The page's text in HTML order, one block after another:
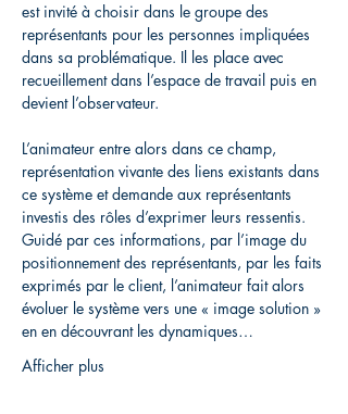
est invité à choisir dans le groupe des
représentants pour les personnes impliquées
dans sa problématique. Il les place avec
recueillement dans l’espace de travail puis en
devient l’observateur.
L’animateur entre alors dans ce champ,
représentation vivante des liens existants dans
ce système et demande aux représentants
investis des rôles d’exprimer leurs ressentis.
Guidé par ces informations, par l’image du
positionnement des représentants, par les faits
exprimés par le client, l’animateur fait alors
évoluer le système vers une « image solution »
en en découvrant les dynamiques…
Afficher plus